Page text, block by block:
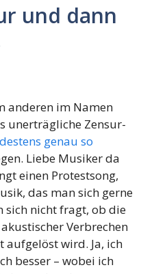
und dann
anderen im Namen
unerträgliche Zensur-
genau so
Liebe Musiker da
einen Protestsong,
das man sich gerne
sich nicht fragt, ob die
Verbrechen
aufgelöst wird. Ja, ich
besser – wobei ich